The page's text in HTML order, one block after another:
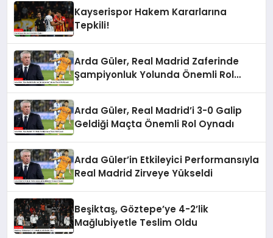
Kayserispor Hakem Kararlarına
Tepkili!
Arda Güler, Real Madrid Zaferinde
Şampiyonluk Yolunda Önemli Rol
Arda Güler, Real Madrid’i 3-0 Galip
Geldiği Maçta Önemli Rol Oynadı
Arda Güler’in Etkileyici Performansıyla
Real Madrid Zirveye Yükseldi
Beşiktaş, Göztepe’ye 4-2’lik
Mağlubiyetle Teslim Oldu